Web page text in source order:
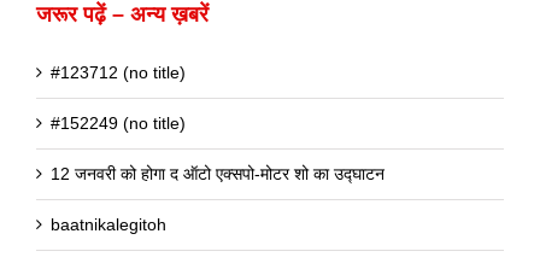
जरूर पढ़ें – अन्य ख़बरें
#123712 (no title)
#152249 (no title)
12 जनवरी को होगा द ऑटो एक्सपो-मोटर शो का उद्घाटन
baatnikalegitoh